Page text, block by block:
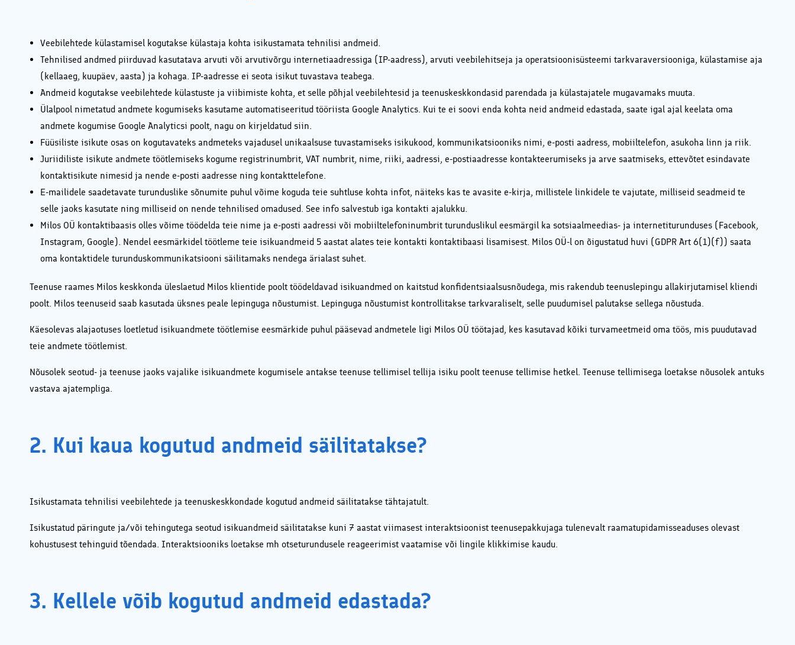
Veebilehtede külastamisel kogutakse külastaja kohta isikustamata tehnilisi andmeid.
Tehnilised andmed piirduvad kasutatava arvuti või arvutivõrgu internetiaadressiga (IP-aadress), arvuti veebilehitseja ja operatsioonisüsteemi tarkvaraversiooniga, külastamise aja
(kellaaeg, kuupäev, aasta) ja kohaga. IP-aadresse ei seota isikut tuvastava teabega.
Andmeid kogutakse veebilehtede külastuste ja viibimiste kohta, et selle põhjal veebilehtesid ja teenuskeskkondasid parendada ja külastajatele mugavamaks muuta.
Ülalpool nimetatud andmete kogumiseks kasutame automatiseeritud tööriista Google Analytics. Kui te ei soovi enda kohta neid andmeid edastada, saate igal ajal keelata oma
andmete kogumise Google Analyticsi poolt, nagu on kirjeldatud siin.
Füüsiliste isikute osas on kogutavateks andmeteks vajadusel unikaalsuse tuvastamiseks isikukood, kommunikatsiooniks nimi, e-posti aadress, mobiiltelefon, asukoha linn ja riik.
Juriidiliste isikute andmete töötlemiseks kogume registrinumbrit, VAT numbrit, nime, riiki, aadressi, e-postiaadresse kontakteerumiseks ja arve saatmiseks, ettevõtet esindavate
kontaktisikute nimesid ja nende e-posti aadresse ning kontakttelefone.
E-mailidele saadetavate turunduslike sõnumite puhul võime koguda teie suhtluse kohta infot, näiteks kas te avasite e-kirja, millistele linkidele te vajutate, milliseid seadmeid te
selle jaoks kasutate ning milliseid on nende tehnilised omadused. See info salvestub iga kontakti ajalukku.
Milos OÜ kontaktibaasis olles võime töödelda teie nime ja e-posti aadressi või mobiiltelefoninumbrit turunduslikul eesmärgil ka sotsiaalmeedias- ja internetiturunduses (Facebook,
Instagram, Google). Nendel eesmärkidel töötleme teie isikuandmeid 5 aastat alates teie kontakti kontaktibaasi lisamisest. Milos OÜ-l on õigustatud huvi (GDPR Art 6(1)(f)) saata
oma kontaktidele turunduskommunikatsiooni säilitamaks nendega ärialast suhet.
Teenuse raames Milos keskkonda üleslaetud Milos klientide poolt töödeldavad isikuandmed on kaitstud konfidentsiaalsusnõudega, mis rakendub teenuslepingu allakirjutamisel kliendi
poolt. Milos teenuseid saab kasutada üksnes peale lepinguga nõustumist. Lepinguga nõustumist kontrollitakse tarkvaraliselt, selle puudumisel palutakse sellega nõustuda.
Käesolevas alajaotuses loetletud isikuandmete töötlemise eesmärkide puhul pääsevad andmetele ligi Milos OÜ töötajad, kes kasutavad kõiki turvameetmeid oma töös, mis puudutavad
teie andmete töötlemist.
Nõusolek seotud- ja teenuse jaoks vajalike isikuandmete kogumisele antakse teenuse tellimisel tellija isiku poolt teenuse tellimise hetkel. Teenuse tellimisega loetakse nõusolek antuks
vastava ajatempliga.
2. Kui kaua kogutud andmeid säilitatakse?
Isikustamata tehnilisi veebilehtede ja teenuskeskkondade kogutud andmeid säilitatakse tähtajatult.
Isikustatud päringute ja/või tehingutega seotud isikuandmeid säilitatakse kuni 7 aastat viimasest interaktsioonist teenusepakkujaga tulenevalt raamatupidamisseaduses olevast
kohustusest tehinguid tõendada. Interaktsiooniks loetakse mh otseturundusele reageerimist vaatamise või lingile klikkimise kaudu.
3. Kellele võib kogutud andmeid edastada?